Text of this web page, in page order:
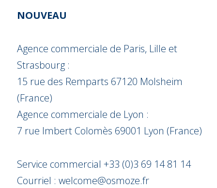
NOUVEAU
Agence commerciale de Paris, Lille et
Strasbourg :
15 rue des Remparts 67120 Molsheim
(France)
Agence commerciale de Lyon :
7 rue Imbert Colomès 69001 Lyon (France)
Service commercial +33 (0)3 69 14 81 14
Courriel : welcome@osmoze.fr